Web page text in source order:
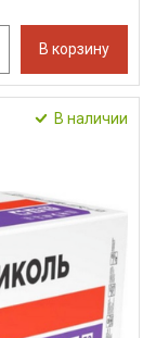
В корзину
В наличии